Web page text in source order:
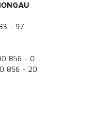
- 97
856 - 0
856 - 20